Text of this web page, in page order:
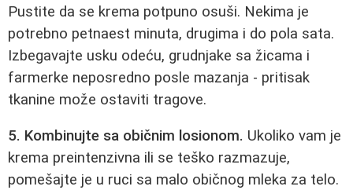
Pustite da se krema potpuno osuši. Nekima je
potrebno petnaest minuta, drugima i do pola sata.
Izbegavajte usku odeću, grudnjake sa žicama i
farmerke neposredno posle mazanja - pritisak
tkanine može ostaviti tragove.
5. Kombinujte sa običnim losionom. Ukoliko vam je
krema preintenzivna ili se teško razmazuje,
pomešajte je u ruci sa malo običnog mleka za telo.